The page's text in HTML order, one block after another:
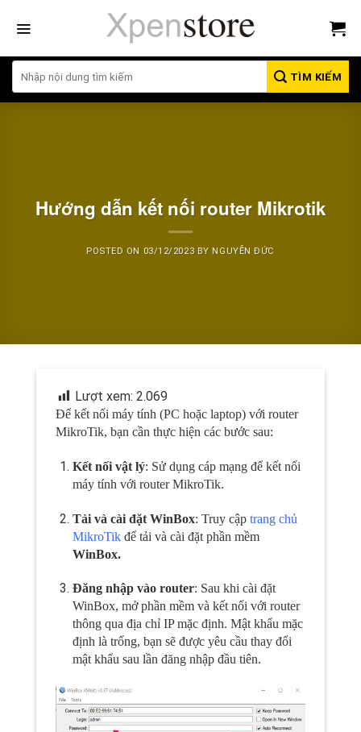
qua
dung
TÌM KIẾM
Hướng dẫn kết nối router Mikrotik
POSTED ON 03/12/2023 BY NGUYỄN ĐỨC
Lượt xem: 2.069
Để kết nối máy tính (PC hoặc laptop) với router
MikroTik, bạn cần thực hiện các bước sau:
Kết nối vật lý: Sử dụng cáp mạng để kết nối
máy tính với router MikroTik.
Tải và cài đặt WinBox: Truy cập trang chủ
MikroTikđể tải và cài đặt phần mềm
WinBox.
Đăng nhập vào router: Sau khi cài đặt
WinBox, mở phần mềm và kết nối với router
thông qua địa chỉ IP mặc định. Mật khẩu mặc
định là trống, bạn sẽ được yêu cầu thay đổi
mật khẩu sau lần đăng nhập đầu tiên.